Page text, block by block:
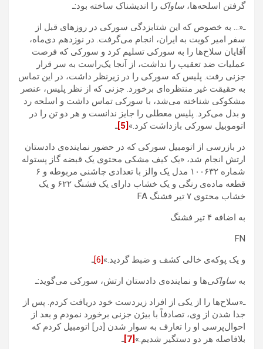
گرفتن اسلحه‌ها، ساواک را اندیشناک ساخته بود:ـ
ـ«… به خصوص که این شتابزدگی سورکی در روزهای قبل از
سفر امیر کویت به ایران، انجام می‌گرفت. در نوزدهم دی‌ماه،
آقایان سلاح‌ها را به سورکی تسلیم کرد و سورکی که فرصت
عملیات ضد تعقیب را نداشت، از آنجا یک‌راست به سر قرار
جزنی رفت. پلیس که سورکی را در زیرنظر داشت، در این تماس
به حقیقت غیر منتظره‌ای برخورد. جزنی که از نظر پلیس، عنصر
مشکوکی شناخته می‌شد، با سورکی تماس داشت و اسلحه رد
و بدل می‌کرد. پلیس معطلی را جایز ندانست و هر دو تن را در
اتوموبیل سورکی بازداشت کرد.» [5]
ـ
در بازرسی از اتومبیل سورکی که در حضور نماینده‌ی دادستان
ارتش انجام شد، «یک کیف مشکی محتوی یک قبضه گاز پستوله
شماره ۱۰۰۶۳۲ مدل یک والز با تعدادی چاشنی مربوطه و ۶
قطعه ماده‌ی رنگی و یک خشاب دارای یک فشنگ ۶۲۲ و یک
خشاب محتوی ۷ تیر فشنگ FA
به اضافه ۴ تیر فشنگ
FN
و یک پوکه‌ی خالی کشف و ضبط گردید.»[6]
ـ
به ساواکی‌ها و نماینده‌ی دادستان ارتش، سورکی می‌گوید:ـ
ـ«‌سلاح‌ها را از یکی از افراد زیردست خود دریافت کردم. پس از
جدا شدن از وی، تصادفاً با بیژن جزنی برخورد نمودم و بعد از
احوال‌پرسی او را تعارف به سوار شدن [در] اتومبیل کردم که
بلافاصله هر دو دستگیر شدیم.» [7]
ـ